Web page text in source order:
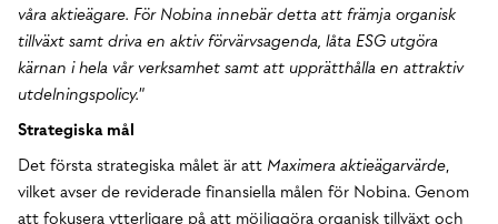
våra aktieägare. För Nobina innebär detta att främja organisk
tillväxt samt driva en aktiv förvärvsagenda, låta ESG utgöra
kärnan i hela vår verksamhet samt att upprätthålla en attraktiv
utdelningspolicy."
Strategiska mål
Det första strategiska målet är att Maximera aktieägarvärde,
vilket avser de reviderade finansiella målen för Nobina. Genom
att fokusera ytterligare på att möjliggöra organisk tillväxt och